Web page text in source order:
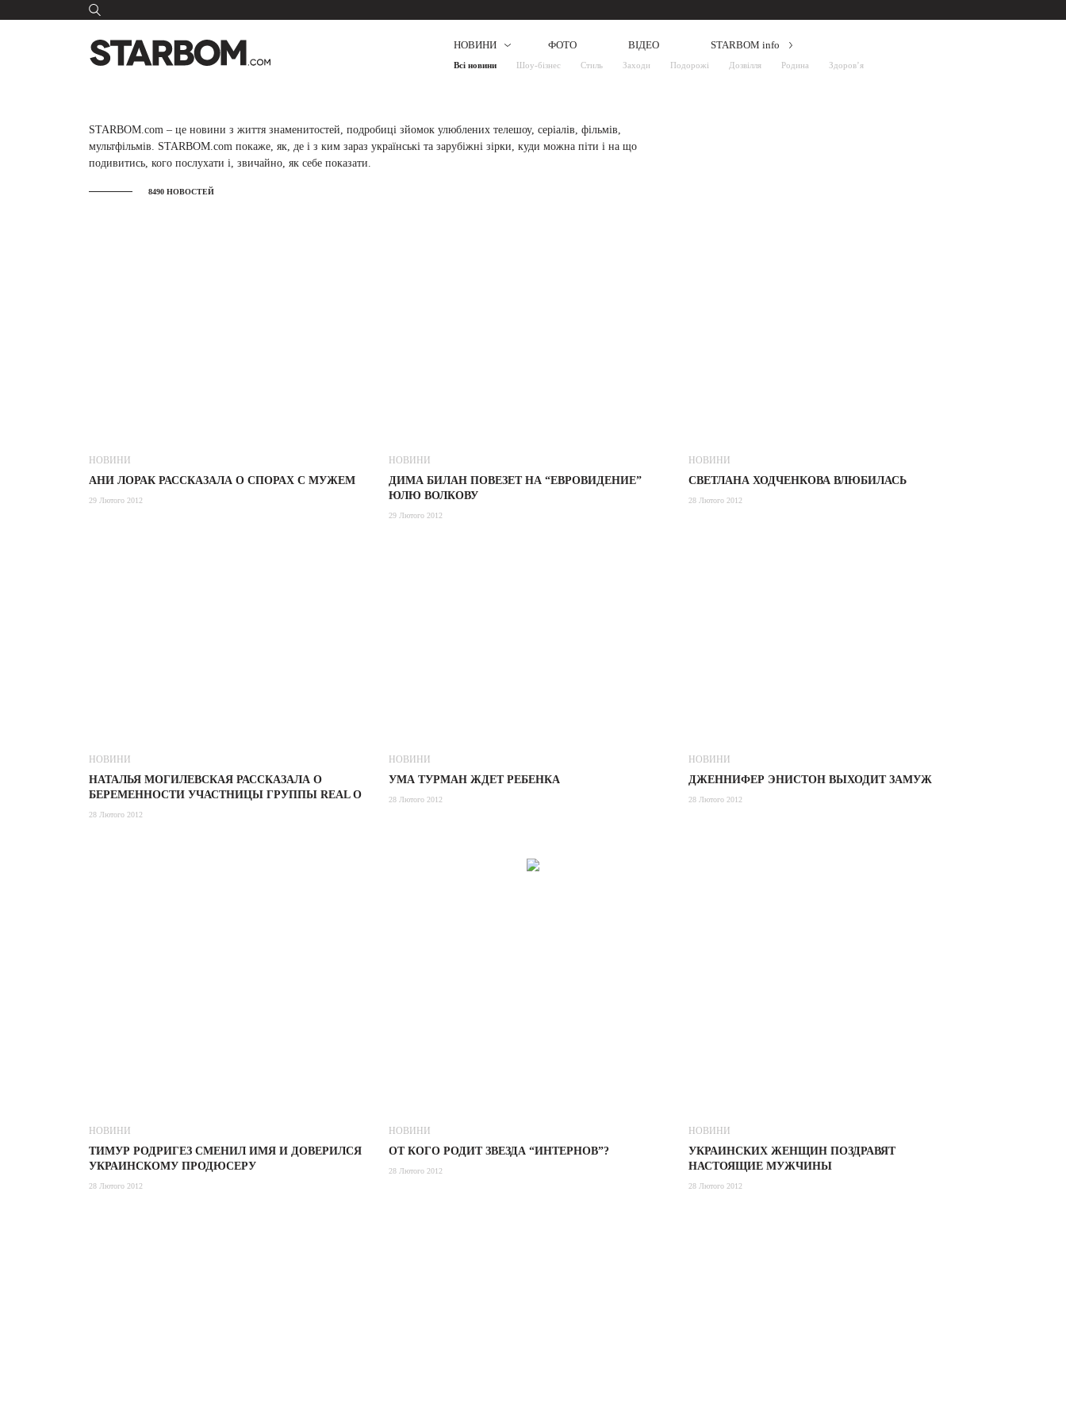
НОВИНИ
Всі новини Шоу-бізнес Стиль Заходи Подорожі Дозвілля Родина Здоров’я
ФОТО ВІДЕО STARBOM info
STARBOM.com – це новини з життя знаменитостей, подробиці зйомок улюблених телешоу, серіалів, фільмів,
мультфільмів. STARBOM.com покаже, як, де і з ким зараз українські та зарубіжні зірки, куди можна піти і на що
подивитись, кого послухати і, звичайно, як себе показати.
8490 НОВОСТЕЙ
НОВИНИ
АНИ ЛОРАК РАССКАЗАЛА О СПОРАХ С МУЖЕМ
29 Лютого 2012
НОВИНИ
ДИМА БИЛАН ПОВЕЗЕТ НА “ЕВРОВИДЕНИЕ”
ЮЛЮ ВОЛКОВУ
29 Лютого 2012
НОВИНИ
СВЕТЛАНА ХОДЧЕНКОВА ВЛЮБИЛАСЬ
28 Лютого 2012
НОВИНИ
НАТАЛЬЯ МОГИЛЕВСКАЯ РАССКАЗАЛА О
БЕРЕМЕННОСТИ УЧАСТНИЦЫ ГРУППЫ REAL O
28 Лютого 2012
НОВИНИ
УМА ТУРМАН ЖДЕТ РЕБЕНКА
28 Лютого 2012
НОВИНИ
ДЖЕННИФЕР ЭНИСТОН ВЫХОДИТ ЗАМУЖ
28 Лютого 2012
НОВИНИ
ТИМУР РОДРИГЕЗ СМЕНИЛ ИМЯ И ДОВЕРИЛСЯ
УКРАИНСКОМУ ПРОДЮСЕРУ
28 Лютого 2012
НОВИНИ
ОТ КОГО РОДИТ ЗВЕЗДА “ИНТЕРНОВ”?
28 Лютого 2012
НОВИНИ
УКРАИНСКИХ ЖЕНЩИН ПОЗДРАВЯТ
НАСТОЯЩИЕ МУЖЧИНЫ
28 Лютого 2012